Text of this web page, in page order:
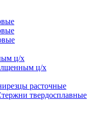
ц/х
ц/х
расточные
твердосплавные